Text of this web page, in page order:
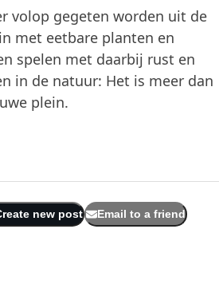
volop gegeten worden uit de
met eetbare planten en
spelen met daarbij rust en
in de natuur: Het is meer dan
plein.
new post Email to a friend